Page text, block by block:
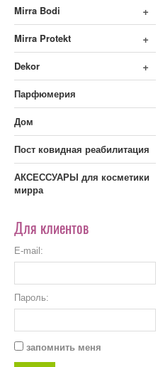
+
Mirra Bodi
+
Mirra Protekt
+
Dekor
Парфюмерия
Дом
Пост ковидная реабилитация
АКСЕССУАРЫ для косметики
мирра
Для клиентов
E-mail:
Пароль:
запомнить меня